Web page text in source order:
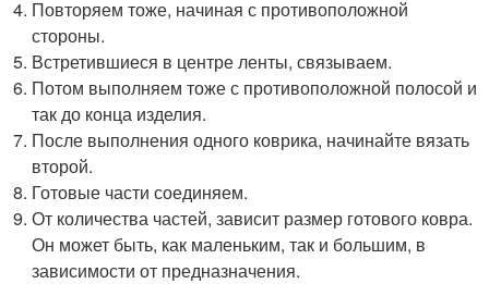
Повторяем тоже, начиная с противоположной
стороны.
Встретившиеся в центре ленты, связываем.
Потом выполняем тоже с противоположной полосой и
так до конца изделия.
После выполнения одного коврика, начинайте вязать
второй.
Готовые части соединяем.
От количества частей, зависит размер готового ковра.
Он может быть, как маленьким, так и большим, в
зависимости от предназначения.